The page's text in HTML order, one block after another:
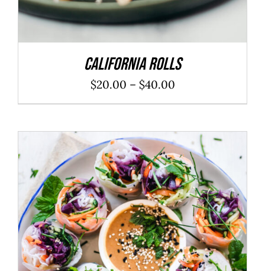
California Rolls
$20.00 – $40.00
ADD TO CART / DÉTAILS